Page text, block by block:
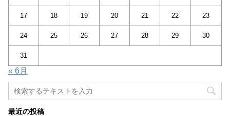
17 18 19 20 21 22 23
24 25 26 27 28 29 30
31
« 6月
最近の投稿